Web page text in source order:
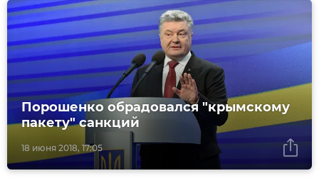
18 июня 2018, 17:05
Порошенко обрадовался "крымскому
пакету" санкций